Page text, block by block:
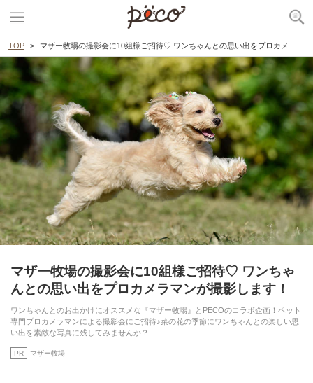
TOP マザー牧場の撮影会に10組様ご招待♡ ワンちゃんとの思い出をプロカメラマンが撮影します！
マザー牧場の撮影会に10組様ご招待♡ ワンちゃ
んとの思い出をプロカメラマンが撮影します！
ワンちゃんとのお出かけにオススメな『マザー牧場』とPECOのコラボ企画！ペット
専門プロカメラマンによる撮影会にご招待♪菜の花の季節にワンちゃんとの楽しい思
い出を素敵な写真に残してみませんか？
PR マザー牧場